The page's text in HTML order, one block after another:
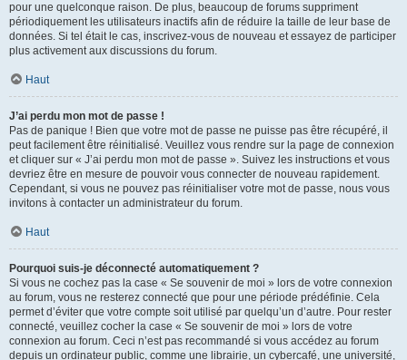
pour une quelconque raison. De plus, beaucoup de forums suppriment
périodiquement les utilisateurs inactifs afin de réduire la taille de leur base de
données. Si tel était le cas, inscrivez-vous de nouveau et essayez de participer
plus activement aux discussions du forum.
Haut
J’ai perdu mon mot de passe !
Pas de panique ! Bien que votre mot de passe ne puisse pas être récupéré, il
peut facilement être réinitialisé. Veuillez vous rendre sur la page de connexion
et cliquer sur « J’ai perdu mon mot de passe ». Suivez les instructions et vous
devriez être en mesure de pouvoir vous connecter de nouveau rapidement.
Cependant, si vous ne pouvez pas réinitialiser votre mot de passe, nous vous
invitons à contacter un administrateur du forum.
Haut
Pourquoi suis-je déconnecté automatiquement ?
Si vous ne cochez pas la case « Se souvenir de moi » lors de votre connexion
au forum, vous ne resterez connecté que pour une période prédéfinie. Cela
permet d’éviter que votre compte soit utilisé par quelqu’un d’autre. Pour rester
connecté, veuillez cocher la case « Se souvenir de moi » lors de votre
connexion au forum. Ceci n’est pas recommandé si vous accédez au forum
depuis un ordinateur public, comme une librairie, un cybercafé, une université,